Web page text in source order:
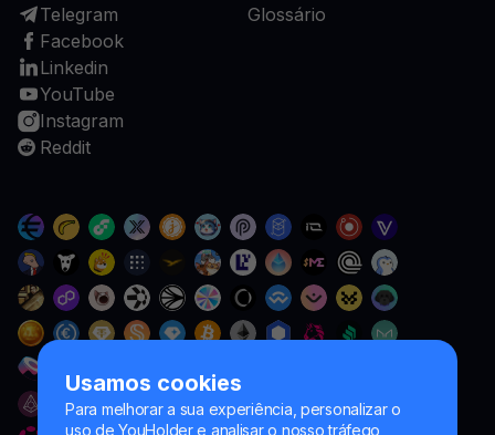
Usamos cookies
Para melhorar a sua experiência, personalizar o
uso de YouHolder e analisar o nosso tráfego,
Telegram
Facebook
Linkedin
YouTube
Instagram
Reddit
Glossário